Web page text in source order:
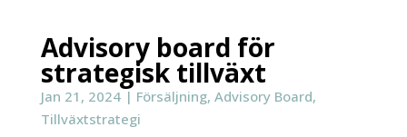
Advisory board för
strategisk tillväxt
Jan 21, 2024| Försäljning, Advisory Board,
Tillväxtstrategi